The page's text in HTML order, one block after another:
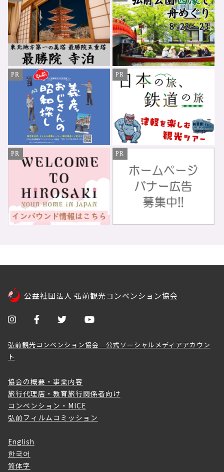
PR PR
PR PR
公益社団法人 弘前観光コンベンション協会
弘前観光コンベンション協会 公式ソーシャルメディアアカウン
ト
協会の概要・事業内容
旅行代理店・教育旅行関係者向け
コンベンション・MICE
弘前フィルムコミッション
English
한국어
简体字